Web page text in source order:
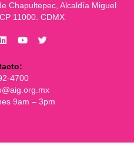
Chapultepec, Alcaldía Miguel
11000. CDMX
4700
9am – 3pm